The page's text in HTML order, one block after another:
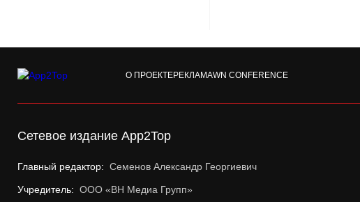
О ПРОЕКТЕРЕКЛАМАWN CONFERENCE
Сетевое издание App2Top
Главный редактор: Семенов Александр Георгиевич
Учредитель: ООО «ВН Медиа Групп»